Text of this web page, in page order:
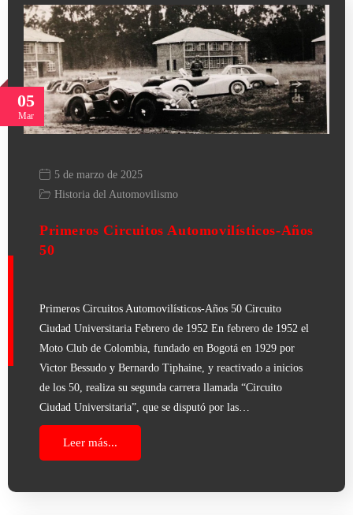
05
Mar
5 de marzo de 2025
Historia del Automovilismo
Primeros Circuitos Automovilísticos-Años
50
Primeros Circuitos Automovilísticos-Años 50 Circuito
Ciudad Universitaria Febrero de 1952 En febrero de 1952 el
Moto Club de Colombia, fundado en Bogotá en 1929 por
Victor Bessudo y Bernardo Tiphaine, y reactivado a inicios
de los 50, realiza su segunda carrera llamada “Circuito
Ciudad Universitaria”, que se disputó por las…
Leer más...